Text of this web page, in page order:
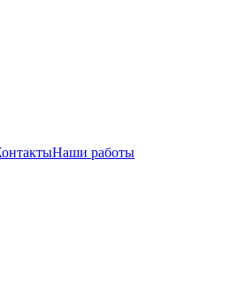
Наши работы